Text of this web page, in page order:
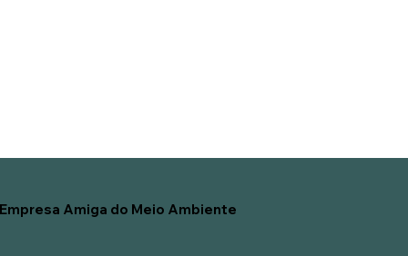
Empresa Amiga do Meio Ambiente